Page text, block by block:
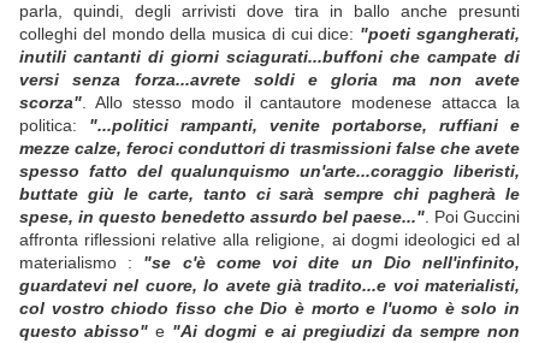
parla, quindi, degli arrivisti dove tira in ballo anche presunti
colleghi del mondo della musica di cui dice: "poeti sgangherati,
inutili cantanti di giorni sciagurati...buffoni che campate di
versi senza forza...avrete soldi e gloria ma non avete
scorza" . Allo stesso modo il cantautore modenese attacca la
politica: "...politici rampanti, venite portaborse, ruffiani e
mezze calze, feroci conduttori di trasmissioni false che avete
spesso fatto del qualunquismo un'arte...coraggio liberisti,
buttate giù le carte, tanto ci sarà sempre chi pagherà le
spese, in questo benedetto assurdo bel paese..." . Poi Guccini
affronta riflessioni relative alla religione, ai dogmi ideologici ed al
materialismo : "se c'è come voi dite un Dio nell'infinito,
guardatevi nel cuore, lo avete già tradito...e voi materialisti,
col vostro chiodo fisso che Dio è morto e l'uomo è solo in
questo abisso" e "Ai dogmi e ai pregiudizi da sempre non